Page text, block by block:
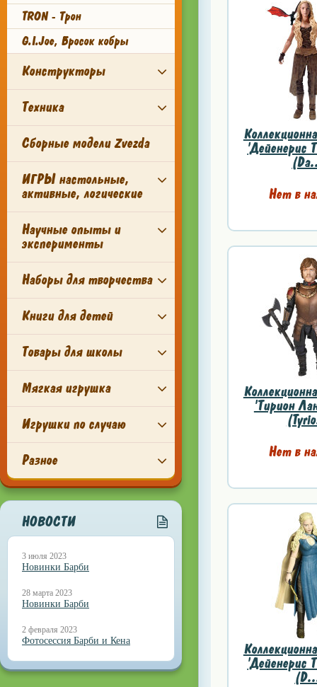
TRON - Трон
G.I.Joe, Бросок кобры
Конструкторы
Техника
Сборные модели Zvezda
ИГРЫ настольные,
активные, логические
Научные опыты и
эксперименты
Наборы для творчества
Книги для детей
Товары для школы
Мягкая игрушка
Игрушки по случаю
Разное
НОВОСТИ
3 июля 2023
Новинки Барби
28 марта 2023
Новинки Барби
2 февраля 2023
Фотосессия Барби и Кена
'Дейенерис
Нет в
'Тирион
Нет в
'Дейенерис